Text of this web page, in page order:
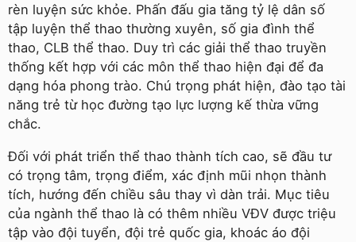
rèn luyện sức khỏe. Phấn đấu gia tăng tỷ lệ dân số
tập luyện thể thao thường xuyên, số gia đình thể
thao, CLB thể thao. Duy trì các giải thể thao truyền
thống kết hợp với các môn thể thao hiện đại để đa
dạng hóa phong trào. Chú trọng phát hiện, đào tạo tài
năng trẻ từ học đường tạo lực lượng kế thừa vững
chắc.
Đối với phát triển thể thao thành tích cao, sẽ đầu tư
có trọng tâm, trọng điểm, xác định mũi nhọn thành
tích, hướng đến chiều sâu thay vì dàn trải. Mục tiêu
của ngành thể thao là có thêm nhiều VĐV được triệu
tập vào đội tuyển, đội trẻ quốc gia, khoác áo đội